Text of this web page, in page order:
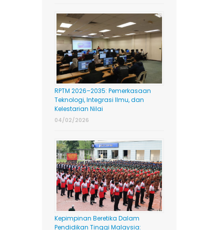
RPTM 2026–2035: Pemerkasaan
Teknologi, Integrasi Ilmu, dan
Kelestarian Nilai
04/02/2026
Kepimpinan Beretika Dalam
Pendidikan Tinggi Malaysia: